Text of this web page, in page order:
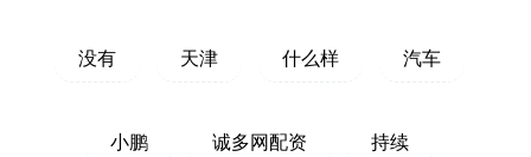
没有 天津 什么样 汽车
小鹏 诚多网配资 持续